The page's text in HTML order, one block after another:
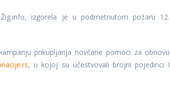
izgorela je u podmetnutom požaru 12.
prikupljanja novčane pomoći za obnovu
, u kojoj su učestvovali brojni pojedinci I